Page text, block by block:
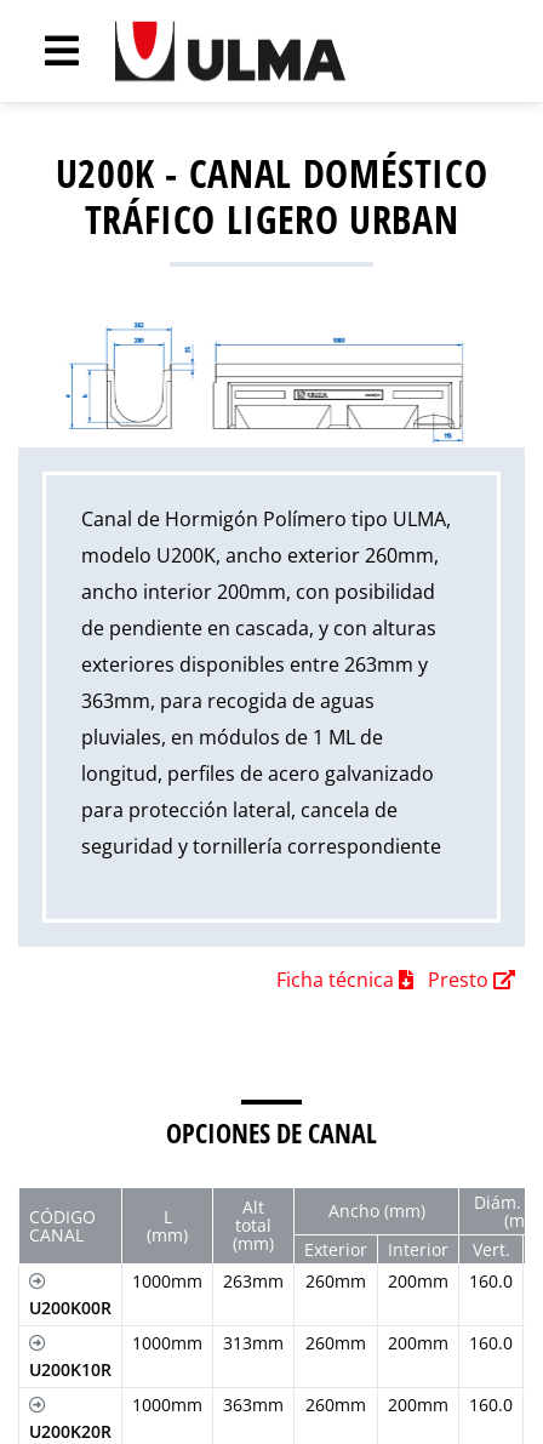
U200K - CANAL DOMÉSTICO
TRÁFICO LIGERO URBAN
Canal de Hormigón Polímero tipo ULMA,
modelo U200K, ancho exterior 260mm,
ancho interior 200mm, con posibilidad
de pendiente en cascada, y con alturas
exteriores disponibles entre 263mm y
363mm, para recogida de aguas
pluviales, en módulos de 1 ML de
longitud, perfiles de acero galvanizado
para protección lateral, cancela de
seguridad y tornillería correspondiente
Ficha técnica Presto
OPCIONES DE CANAL
CÓDIGO
CANAL
L
(mm)
Alt
total
(mm)
Ancho (mm) Diám.
Exterior
Interior Vert.
U200K00R
1000mm 263mm 260mm 200mm 160.0
U200K10R
1000mm 313mm 260mm 200mm 160.0
U200K20R
1000mm 363mm 260mm 200mm 160.0